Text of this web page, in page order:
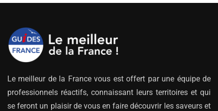
Le meilleur de la France vous est offert par une équipe de
professionnels réactifs, connaissant leurs territoires et qui
se feront un plaisir de vous en faire découvrir les saveurs et